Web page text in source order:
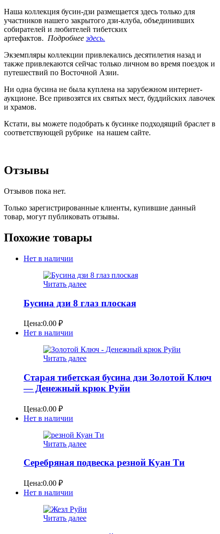
Наша коллекция бусин-дзи размещается здесь только для
участников нашего закрытого дзи-клуба, объединивших
собирателей и любителей тибетских
артефактов. Подробнеездесь.
Экземпляры коллекции привлекались десятилетия назад и
также привлекаются сейчас только личном во время поездок и
путешествий по Восточной Азии.
Ни одна бусина не была куплена на зарубежном интернет-
аукционе. Все привозятся их святых мест, буддийских лавочек
и храмов.
Кстати, вы можете подобрать к бусинке подходящий браслет в
соответствующей рубрике на нашем сайте.
Отзывы
Отзывов пока нет.
Только зарегистрированные клиенты, купившие данный
товар, могут публиковать отзывы.
Похожие товары
Нет в наличии
Читать далее
Бусина дзи 8 глаз плоская
Цена:0.00 ₽
Нет в наличии
Читать далее
Старая тибетская бусина дзи Золотой Ключ
— Денежный крюк Руйи
Цена:0.00 ₽
Нет в наличии
Читать далее
Серебряная подвеска резной Куан Ти
Цена:0.00 ₽
Нет в наличии
Читать далее